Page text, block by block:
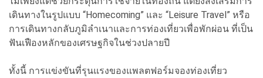
เดินทางในรูปแบบ “Homecoming” และ “Leisure Travel” หรือ
การเดินทางกลับภูมิลำเนาและการท่องเที่ยวเพื่อพักผ่อน ที่เป็น
ฟันเฟืองหลักของเศรษฐกิจในช่วงปลายปี
ทั้งนี้ การแข่งขันที่รุนแรงของแพลตฟอร์มจองท่องเที่ยว